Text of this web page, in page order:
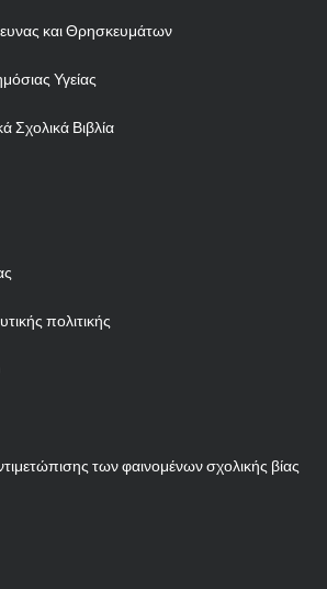
και Θρησκευμάτων
Υγείας
Σχολικά Βιβλία
πολιτικής
των φαινομένων σχολικής βίας